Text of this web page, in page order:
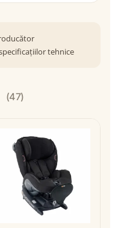
tehnice
(47)